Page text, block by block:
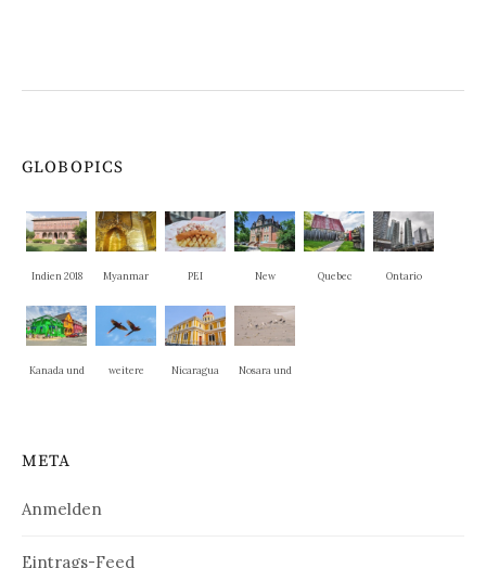
GLOBOPICS
Indien 2018 Myanmar PEI
New
Quebec Ontario
Kanada und
weitere
Nicaragua
Nosara und
META
Anmelden
Eintrags-Feed